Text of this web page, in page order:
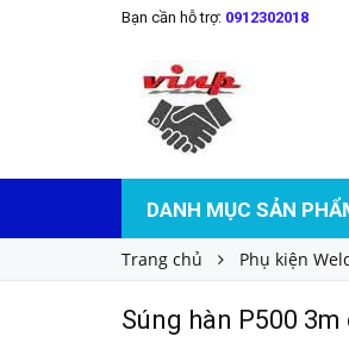
Bạn cần hỗ trợ: 0912302018
DANH MỤC SẢN
Trang chủ Phụ kiện
Súng hàn P500
Súng hàn P500 3m